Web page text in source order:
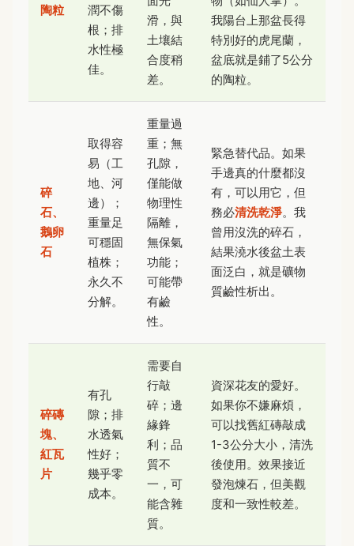
陶粒
潤不傷
根；排
水性極
佳。
滑，與
土壤結
合度稍
差。
我陽台上那盆長得
特別好的虎尾蘭，
盆底就是鋪了5公分
的陶粒。
碎
石、
鵝卵
石
取得容
易（工
地、河
邊）；
重量足
可穩固
植株；
永久不
分解。
重量過
重；無
孔隙，
僅能做
物理性
隔離，
無保氣
功能；
可能帶
有鹼
性。
緊急替代品。如果
手邊真的什麼都沒
有，可以用它，但
務必清洗乾淨。我
曾用沒洗的碎石，
結果澆水後盆土表
面泛白，就是礦物
質鹼性析出。
碎磚
塊、
紅瓦
片
有孔
隙；排
水透氣
性好；
幾乎零
成本。
需要自
行敲
碎；邊
緣鋒
利；品
質不
一，可
能含雜
質。
資深花友的愛好。
如果你不嫌麻煩，
可以找舊紅磚敲成
1-3公分大小，清洗
後使用。效果接近
發泡煉石，但美觀
度和一致性較差。